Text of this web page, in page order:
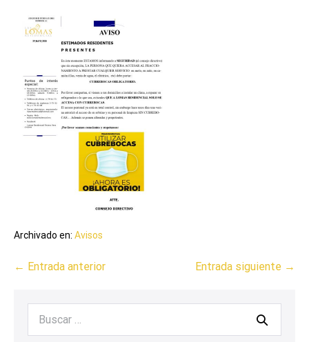
Archivado en: Avisos
← Entrada anterior Entrada siguiente →